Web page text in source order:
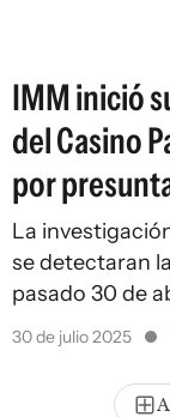
IMM inició
del Casino
por
La
se detectaran
pasado 30 de
30 de julio 2025